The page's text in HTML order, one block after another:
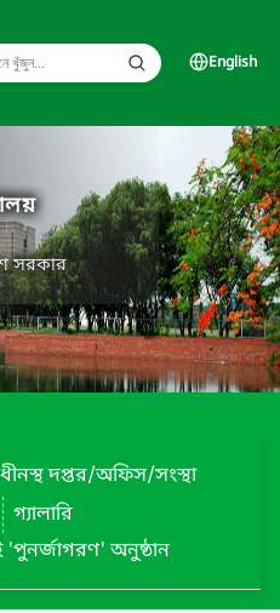
English
সরকার
দপ্তর/অফিস/সংস্থা
গ্যালারি
অনুষ্ঠান